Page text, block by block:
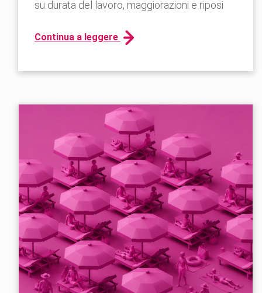
su durata del lavoro, maggiorazioni e riposi
Continua a leggere